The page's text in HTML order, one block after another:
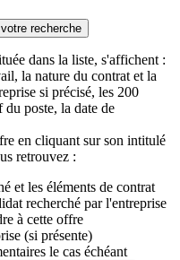
recherche
dans la liste, s'affichent :
la nature du contrat et la
si précisé, les 200
du poste, la date de
en cliquant sur son intitulé
retrouvez :
et les éléments de contrat
recherché par l'entreprise
à cette offre
(si présente)
le cas échéant